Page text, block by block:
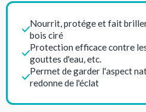
Nourrit, protége et fait
bois ciré
Protection efficace contre
gouttes d'eau, etc.
Permet de garder l'aspect
redonne de l'éclat